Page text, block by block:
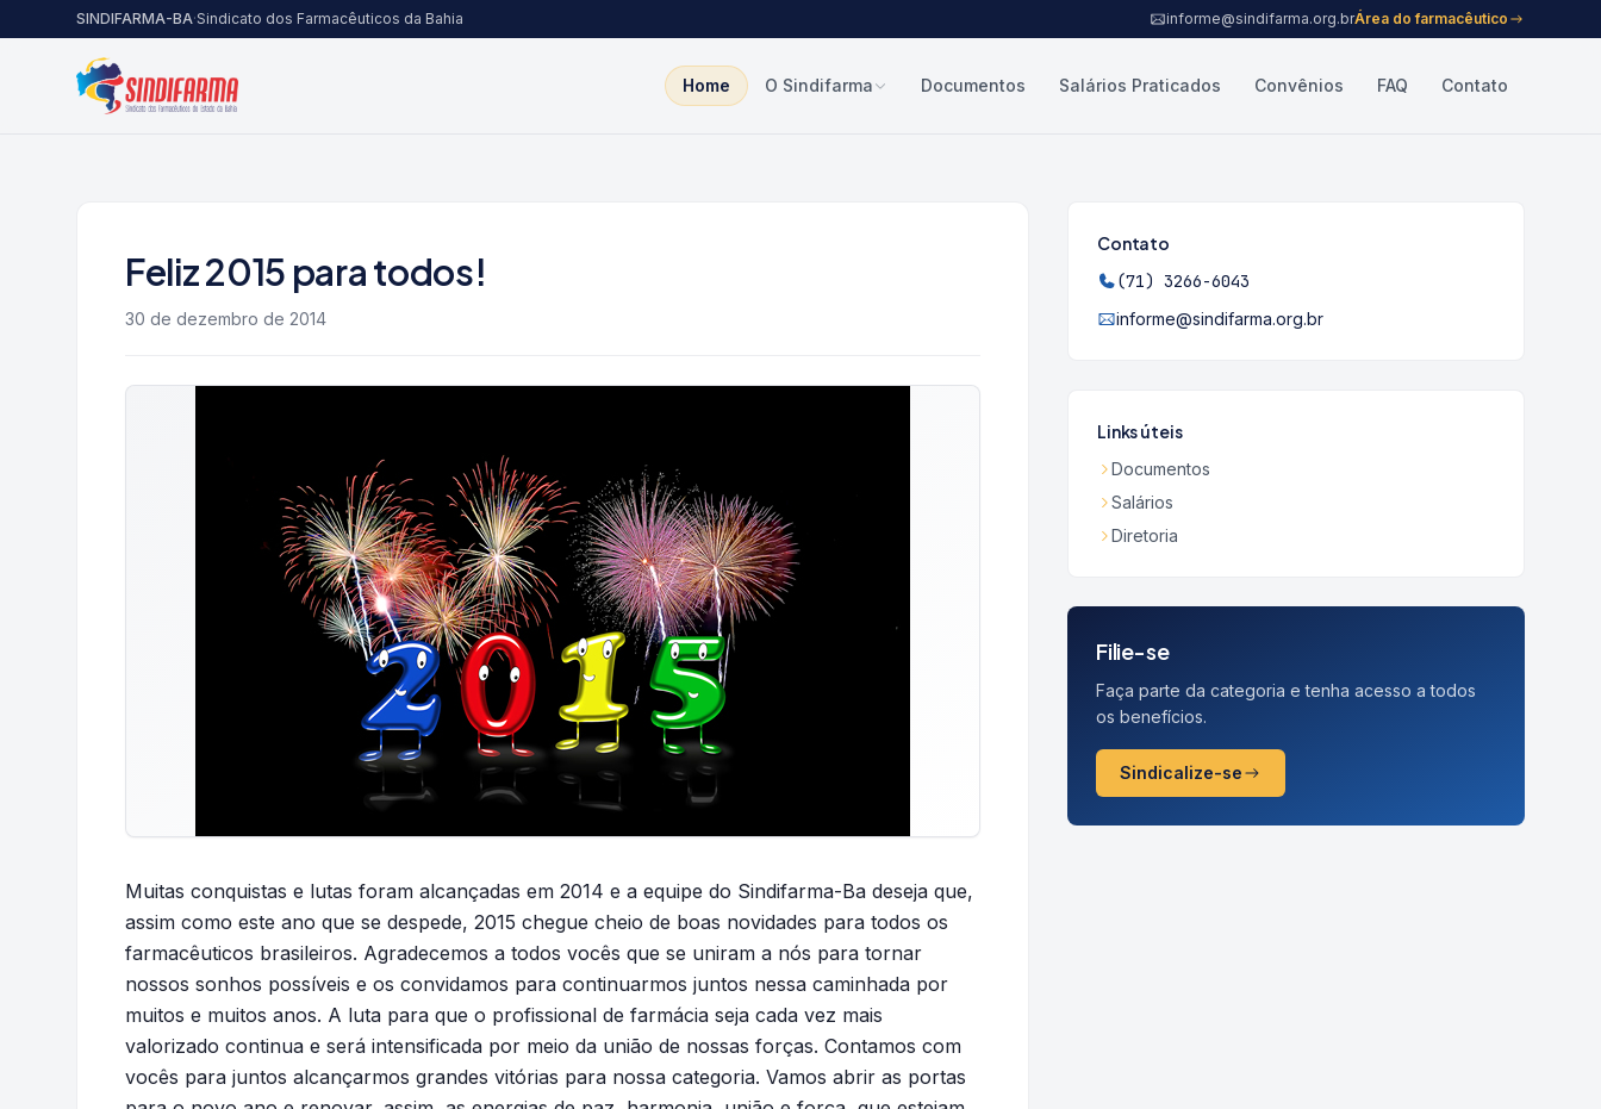
Pular para o conteúdo
SINDIFARMA-BA·Sindicato dos Farmacêuticos da Bahia informe@sindifarma.org.brÁrea do farmacêutico
Home O Sindifarma Documentos Salários Praticados Convênios FAQ Contato
Feliz 2015 para todos!
30 de dezembro de 2014
Muitas conquistas e lutas foram alcançadas em 2014 e a equipe do Sindifarma-Ba deseja que,
assim como este ano que se despede, 2015 chegue cheio de boas novidades para todos os
farmacêuticos brasileiros. Agradecemos a todos vocês que se uniram a nós para tornar
nossos sonhos possíveis e os convidamos para continuarmos juntos nessa caminhada por
muitos e muitos anos. A luta para que o profissional de farmácia seja cada vez mais
valorizado continua e será intensificada por meio da união de nossas forças. Contamos com
vocês para juntos alcançarmos grandes vitórias para nossa categoria. Vamos abrir as portas
Contato
(71) 3266-6043
informe@sindifarma.org.br
Links úteis
Documentos
Salários
Diretoria
Filie-se
Faça parte da categoria e tenha acesso a todos
os benefícios.
Sindicalize-se